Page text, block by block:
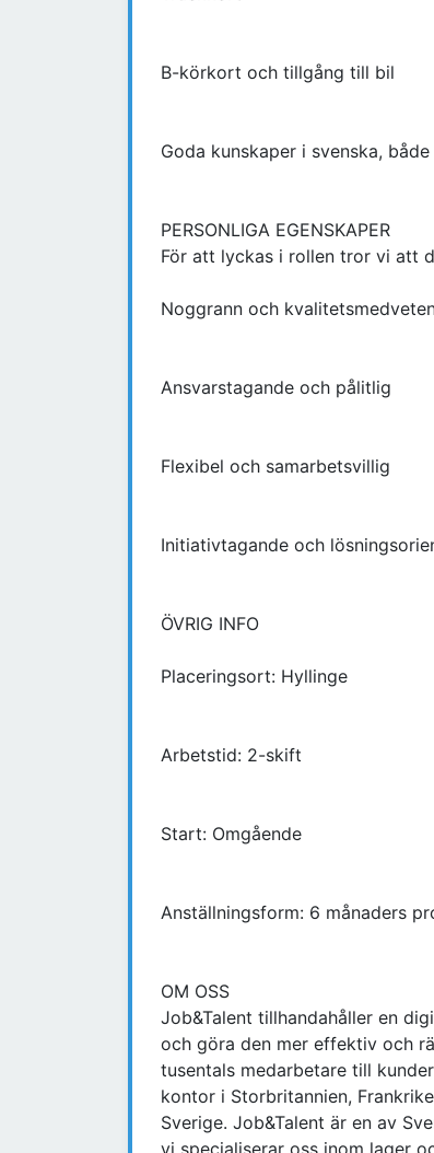
B-körkort och tillgång till bil
Goda kunskaper i svenska,
PERSONLIGA EGENSKAPER
För att lyckas i rollen tror vi att
Noggrann och
Ansvarstagande och pålitlig
Flexibel och samarbetsvillig
Initiativtagande och
ÖVRIG INFO
Placeringsort: Hyllinge
Arbetstid: 2-skift
Start: Omgående
Anställningsform: 6 månaders
OM OSS
Job&Talent tillhandahåller en
och göra den mer effektiv och
tusentals medarbetare till
kontor i Storbritannien,
Sverige. Job&Talent är en av